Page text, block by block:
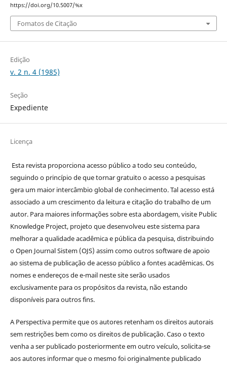
https://doi.org/10.5007/%x
Fomatos de Citação
Edição
v. 2 n. 4 (1985)
Seção
Expediente
Licença
Esta revista proporciona acesso público a todo seu conteúdo,
seguindo o princípio de que tornar gratuito o acesso a pesquisas
gera um maior intercâmbio global de conhecimento. Tal acesso está
associado a um crescimento da leitura e citação do trabalho de um
autor. Para maiores informações sobre esta abordagem, visite Public
Knowledge Project, projeto que desenvolveu este sistema para
melhorar a qualidade acadêmica e pública da pesquisa, distribuindo
o Open Journal Sistem (OJS) assim como outros software de apoio
ao sistema de publicação de acesso público a fontes acadêmicas. Os
nomes e endereços de e-mail neste site serão usados
exclusivamente para os propósitos da revista, não estando
disponíveis para outros fins.
A Perspectiva permite que os autores retenham os direitos autorais
sem restrições bem como os direitos de publicação. Caso o texto
venha a ser publicado posteriormente em outro veículo, solicita-se
aos autores informar que o mesmo foi originalmente publicado